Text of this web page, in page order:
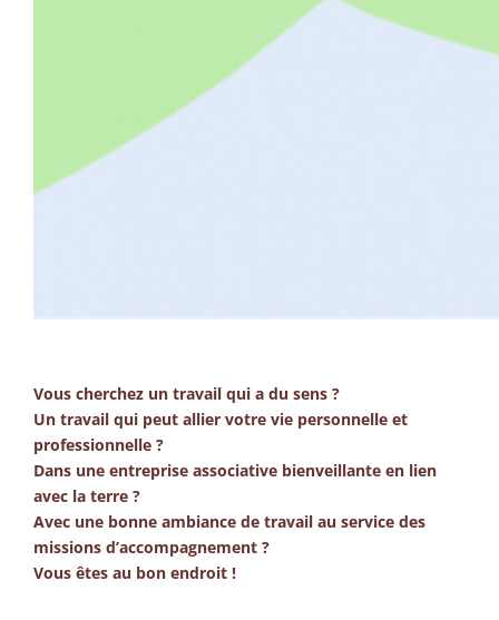
Vous cherchez un travail qui a du sens ?
Un travail qui peut allier votre vie personnelle et
professionnelle ?
Dans une entreprise associative bienveillante en lien
avec la terre ?
Avec une bonne ambiance de travail au service des
missions d’accompagnement ?
Vous êtes au bon endroit !